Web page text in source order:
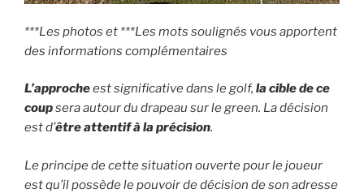
***Les photos et ***Les mots soulignés vous apportent
des informations complémentaires
L’approcheest significative dans le golf, la cible de ce
coupsera autour du drapeau sur le green. La décision
est d’être attentif à la précision.
Le principe de cette situation ouverte pour le joueur
est qu’il possède le pouvoir de décision de son adresse